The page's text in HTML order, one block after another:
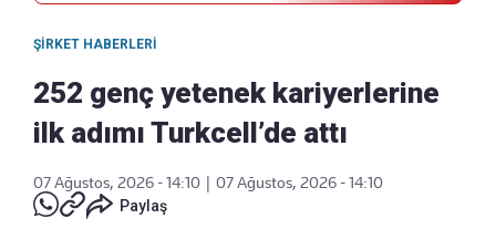
ŞIRKET HABERLERI
252 genç yetenek kariyerlerine
ilk adımı Turkcell’de attı
07 Ağustos, 2026 - 14:10
07 Ağustos, 2026 - 14:10
Paylaş